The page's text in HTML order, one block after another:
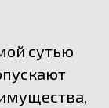
сутью